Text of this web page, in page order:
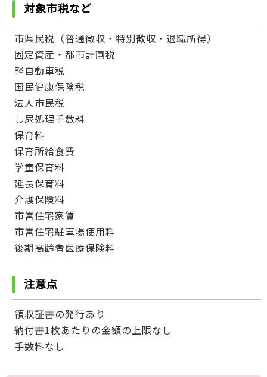
対象市税など
市県民税（普通徴収・特別徴収・退職所得）
固定資産・都市計画税
軽自動車税
国民健康保険税
法人市民税
し尿処理手数料
保育料
保育所給食費
学童保育料
延長保育料
介護保険料
市営住宅家賃
市営住宅駐車場使用料
後期高齢者医療保険料
注意点
領収証書の発行あり
納付書1枚あたりの金額の上限なし
手数料なし